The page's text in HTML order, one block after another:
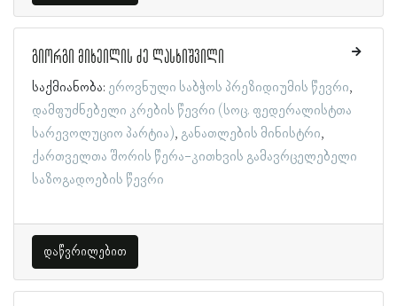
გიორგი მიხეილის ძე ლასხიშვილი
საქმიანობა: ეროვნული საბჭოს პრეზიდიუმის წევრი
დამფუძნებელი კრების წევრი (სოც. ფედერალისტთა
სარევოლუციო პარტია) განათლების მინისტრი
ქართველთა შორის წერა-კითხვის გამავრცელებელი
საზოგადოების წევრი
დაწვრილებით